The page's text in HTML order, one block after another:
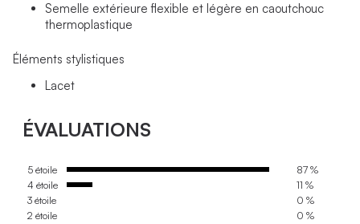
Semelle extérieure flexible et légère en caoutchouc
thermoplastique
Éléments stylistiques
Lacet
ÉVALUATIONS
5 étoile
87 %
4 étoile
11 %
3 étoile
0 %
2 étoile
0 %